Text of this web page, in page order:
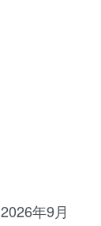
2026年9月